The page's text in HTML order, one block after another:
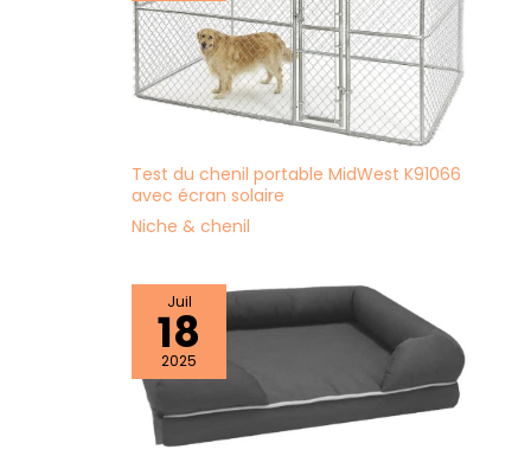
Test du chenil portable MidWest K91066
avec écran solaire
Niche & chenil
Juil
18
2025